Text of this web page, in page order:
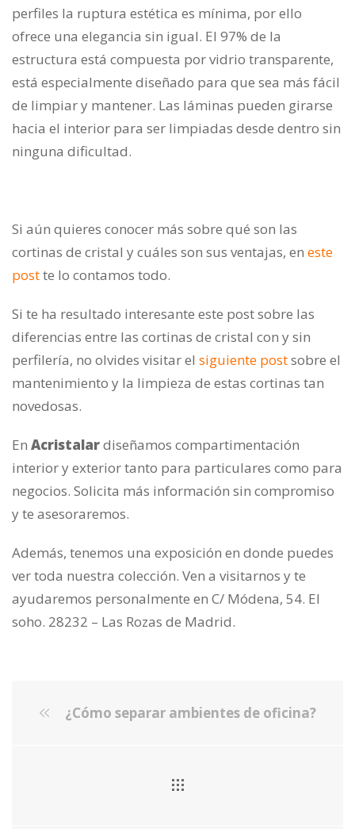
perfiles la ruptura estética es mínima, por ello
ofrece una elegancia sin igual. El 97% de la
estructura está compuesta por vidrio transparente,
está especialmente diseñado para que sea más fácil
de limpiar y mantener. Las láminas pueden girarse
hacia el interior para ser limpiadas desde dentro sin
ninguna dificultad.
Si aún quieres conocer más sobre qué son las
cortinas de cristal y cuáles son sus ventajas, en este
postte lo contamos todo.
Si te ha resultado interesante este post sobre las
diferencias entre las cortinas de cristal con y sin
perfilería, no olvides visitar el siguiente postsobre el
mantenimiento y la limpieza de estas cortinas tan
novedosas.
En Acristalardiseñamos compartimentación
interior y exterior tanto para particulares como para
negocios. Solicita más información sin compromiso
y te asesoraremos.
Además, tenemos una exposición en donde puedes
ver toda nuestra colección. Ven a visitarnos y te
ayudaremos personalmente en C/ Módena, 54. El
soho. 28232 – Las Rozas de Madrid.
¿Cómo separar ambientes de oficina?